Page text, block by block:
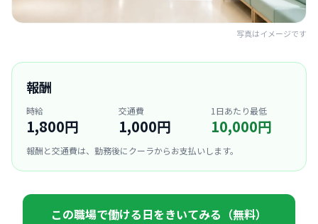
写真はイメージです
報酬
時給
1,800円
交通費
1,000円
1日あたり最低
10,000円
報酬と交通費は、勤務後にクーラからお支払いします。
この職場で働ける日をきいてみる（無料）